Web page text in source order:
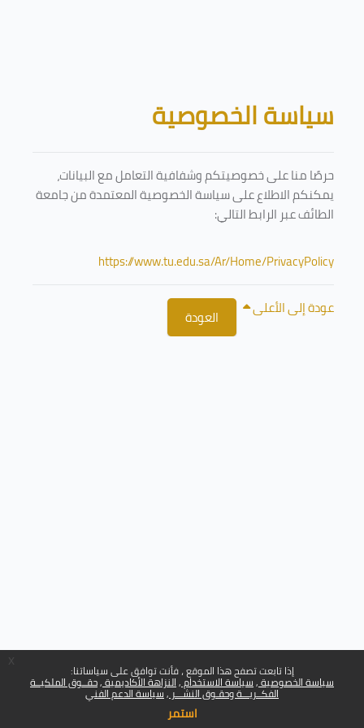
إذا تابعت تصفح هذا الموقع ، فأنت توافق على سياساتنا:
سياسة الخصوصية سياسة الاستخدام النزاهة الأكاديمية حقــوق الملكيــة
الفكــريـــة وحقـوق النشـــر سياسة الدعم الفني
استمر
الكتل
سياسة الخصوصية
حرصًا منا على خصوصيتكم وشفافية التعامل مع البيانات،
يمكنكم الاطلاع على سياسة الخصوصية المعتمدة من جامعة
الطائف عبر الرابط التالي:
https://www.tu.edu.sa/Ar/Home/PrivacyPolicy
العودة عودة إلى الأعلى